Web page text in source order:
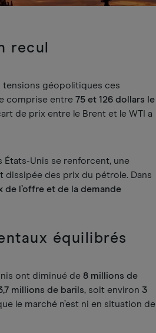
recul
tensions géopolitiques ces
comprise entre75 et 126 dollars le
de prix entre le Brent et le WTI a
États-Unis se renforcent, une
dissipée des prix du pétrole. Dans
de l’offre et de la demande
équilibrés
ont diminué de8 millions de
millions de barils, soit environ 3
le marché n’est ni en situation de